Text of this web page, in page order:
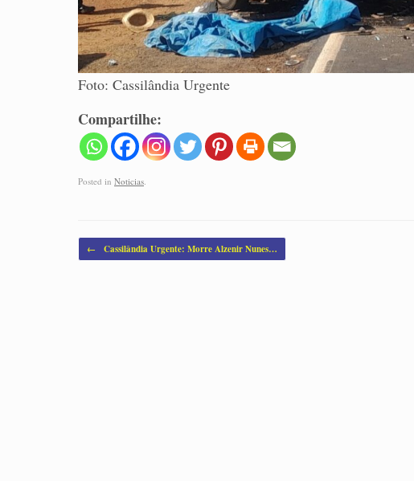
Foto: Cassilândia Urgente
Compartilhe:
Posted in Noticias.
Post navigation
← Cassilândia Urgente: Morre Alzenir Nunes…